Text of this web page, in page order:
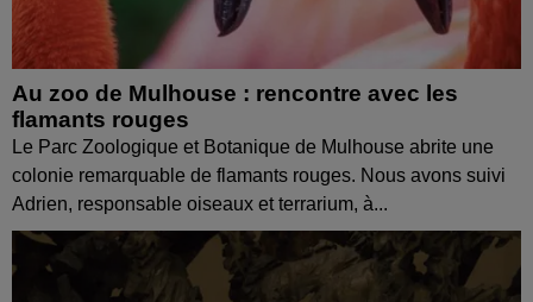
Au zoo de Mulhouse : rencontre avec les
flamants rouges
Le Parc Zoologique et Botanique de Mulhouse abrite une
colonie remarquable de flamants rouges. Nous avons suivi
Adrien, responsable oiseaux et terrarium, à...